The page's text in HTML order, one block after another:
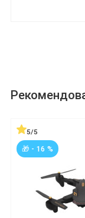
5/5
🎁 - 16 %